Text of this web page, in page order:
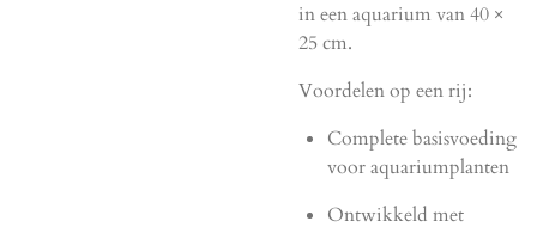
in een aquarium van 40 ×
25 cm.
Voordelen op een rij:
Complete basisvoeding
voor aquariumplanten
Ontwikkeld met